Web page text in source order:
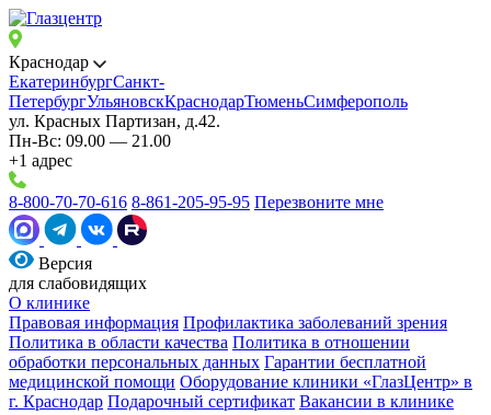
Краснодар
ЕкатеринбургСанкт-
ПетербургУльяновскКраснодарТюменьСимферополь
ул. Красных Партизан, д.42.
Пн-Вс: 09.00 — 21.00
+1 адрес
8-800-70-70-616 8-861-205-95-95 Перезвоните мне
Версия
для слабовидящих
О клинике
Правовая информация Профилактика заболеваний зрения
Политика в области качества Политика в отношении
обработки персональных данных Гарантии бесплатной
медицинской помощи Оборудование клиники «ГлазЦентр» в
г. Краснодар Подарочный сертификат Вакансии в клинике